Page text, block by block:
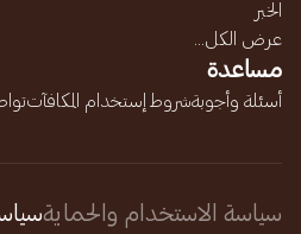
الخبر
عرض الكل...
مساعدة
أسئلة وأجوبةشروط إستخدام المكافآت
سياسة الاستخدام والحماية